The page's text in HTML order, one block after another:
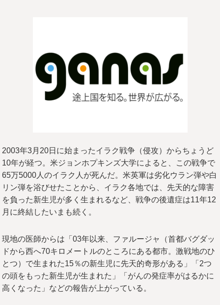
2003年3月20日に始まったイラク戦争（侵攻）からちょうど
10年が経つ。米ジョンホプキンズ大学によると、この戦争で
65万5000人のイラク人が死んだ。米英軍は劣化ウラン弾や白
リン弾を浴びせたことから、イラク各地では、先天的な障害
を負った新生児が多く生まれるなど、戦争の後遺症は11年12
月に終結したいまも続く。
現地の医師からは「03年以来、ファルージャ（首都バグダッ
ドから西へ70キロメートルのところにある都市。激戦地のひ
とつ）で生まれた15％の新生児に先天的奇形がある」「2つ
の頭をもった新生児が生まれた」「がんの発症率がはるかに
高くなった」などの報告が上がっている。